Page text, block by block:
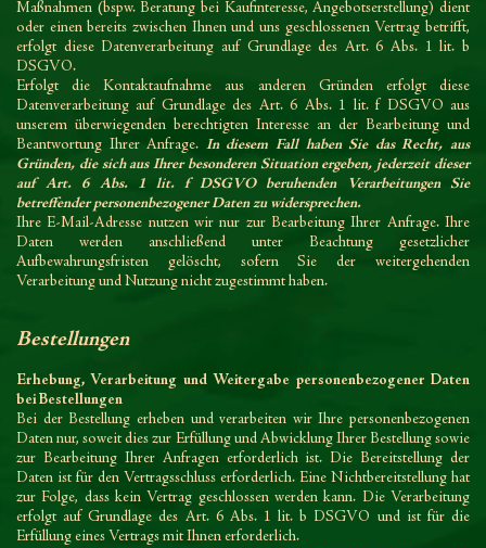
Maßnahmen (bspw. Beratung bei Kaufinteresse, Angebotserstellung) dient
oder einen bereits zwischen Ihnen und uns geschlossenen Vertrag betrifft,
erfolgt diese Datenverarbeitung auf Grundlage des Art. 6 Abs. 1 lit. b
DSGVO.
Erfolgt die Kontaktaufnahme aus anderen Gründen erfolgt diese
Datenverarbeitung auf Grundlage des Art. 6 Abs. 1 lit. f DSGVO aus
unserem überwiegenden berechtigten Interesse an der Bearbeitung und
Beantwortung Ihrer Anfrage. In diesem Fall haben Sie das Recht, aus
Gründen, die sich aus Ihrer besonderen Situation ergeben, jederzeit dieser
auf Art. 6 Abs. 1 lit. f DSGVO beruhenden Verarbeitungen Sie
betreffender personenbezogener Daten zu widersprechen.
Ihre E-Mail-Adresse nutzen wir nur zur Bearbeitung Ihrer Anfrage. Ihre
Daten werden anschließend unter Beachtung gesetzlicher
Aufbewahrungsfristen gelöscht, sofern Sie der weitergehenden
Verarbeitung und Nutzung nicht zugestimmt haben.
Bestellungen
Erhebung, Verarbeitung und Weitergabe personenbezogener Daten
bei Bestellungen
Bei der Bestellung erheben und verarbeiten wir Ihre personenbezogenen
Daten nur, soweit dies zur Erfüllung und Abwicklung Ihrer Bestellung sowie
zur Bearbeitung Ihrer Anfragen erforderlich ist. Die Bereitstellung der
Daten ist für den Vertragsschluss erforderlich. Eine Nichtbereitstellung hat
zur Folge, dass kein Vertrag geschlossen werden kann. Die Verarbeitung
erfolgt auf Grundlage des Art. 6 Abs. 1 lit. b DSGVO und ist für die
Erfüllung eines Vertrags mit Ihnen erforderlich.